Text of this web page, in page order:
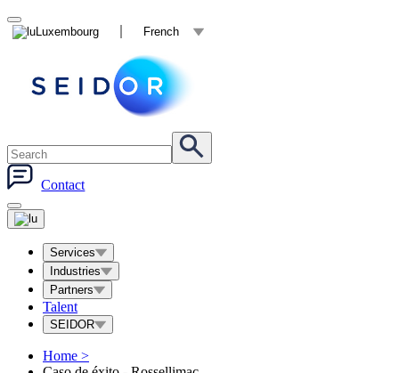
Luxembourg French
Contact
Services
Industries
Partners
Talent
SEIDOR
Home >